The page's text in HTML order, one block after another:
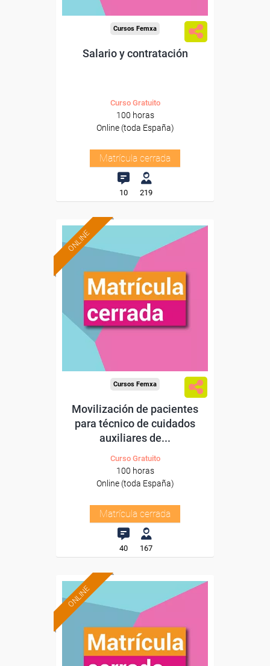
Cursos Femxa
Salario y contratación
Curso Gratuito
100 horas
Online (toda España)
Matrícula cerrada
10 219
ONLINE
Cursos Femxa
Movilización de pacientes
para técnico de cuidados
auxiliares de...
Curso Gratuito
100 horas
Online (toda España)
Matrícula cerrada
40 167
ONLINE